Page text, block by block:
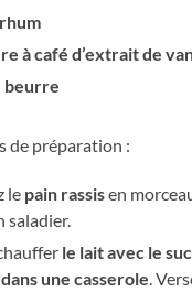
à café d’extrait de
beurre
de préparation :
le pain rassisen
saladier.
le lait avec le
une casserole .